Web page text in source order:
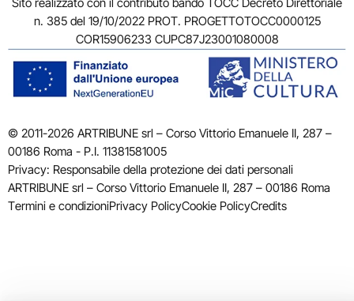
n. 385 del 19/10/2022 PROT. PROGETTOTOCC0000125
COR15906233 CUPC87J23001080008
© 2011-2026 ARTRIBUNE srl – Corso Vittorio Emanuele II, 287 –
00186 Roma - P.I. 11381581005
Privacy: Responsabile della protezione dei dati personali
ARTRIBUNE srl – Corso Vittorio Emanuele II, 287 – 00186 Roma
Termini e condizioniPrivacy PolicyCookie PolicyCredits